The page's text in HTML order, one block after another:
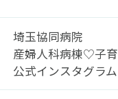
埼玉協同病院
産婦人科病棟♡子
公式インスタグラム